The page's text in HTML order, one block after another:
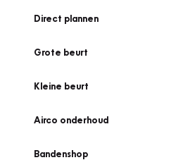
Direct plannen
Grote beurt
Kleine beurt
Airco onderhoud
Bandenshop